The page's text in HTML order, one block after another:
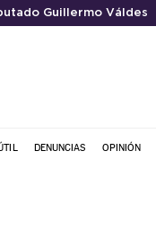
Guillermo Váldes
DENUNCIAS OPINIÓN